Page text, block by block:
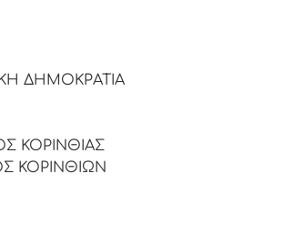
ΚΟΡΙΝΘΙΑΣ
ΚΟΡΙΝΘΙΩΝ